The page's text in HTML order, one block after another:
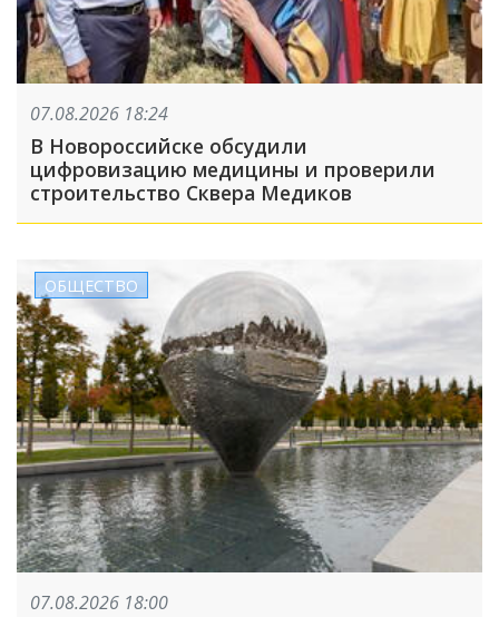
07.08.2026 18:24
В Новороссийске обсудили
цифровизацию медицины и проверили
строительство Сквера Медиков
ОБЩЕСТВО
07.08.2026 18:00